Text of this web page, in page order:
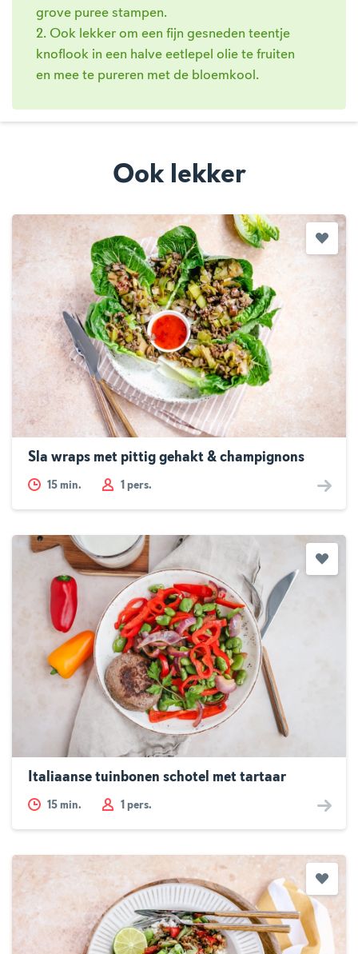
grove puree stampen.
2. Ook lekker om een fijn gesneden teentje
knoflook in een halve eetlepel olie te fruiten
en mee te pureren met de bloemkool.
Ook lekker
Sla wraps met pittig gehakt & champignons
15 min. 1 pers.
Italiaanse tuinbonen schotel met tartaar
15 min. 1 pers.